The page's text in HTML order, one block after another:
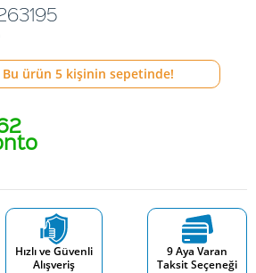
Bu ürün 5 kişinin sepetinde!
Hızlı ve Güvenli
Alışveriş
9 Aya Varan
Taksit Seçeneği